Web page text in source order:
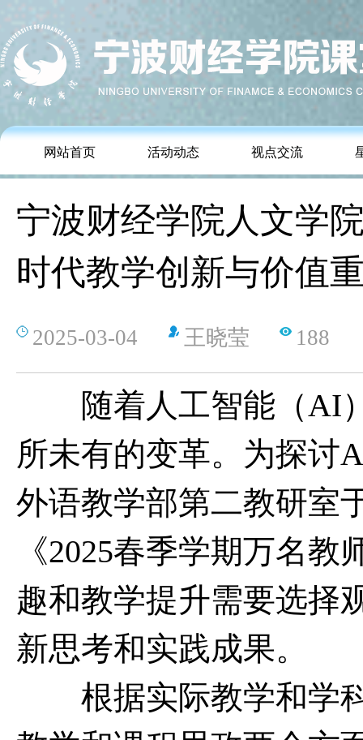
网站首页 活动动态 视点交流
宁波财经学院人文学
时代教学创新与价值
2025-03-04 王晓莹 188
随着人工智能（AI
所未有的变革。为探讨
外语教学部第二教研室
《2025春季学期万名教
趣和教学提升需要选择
新思考和实践成果。
根据实际教学和学科